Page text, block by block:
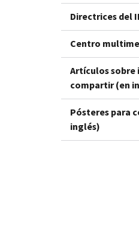
Directrices del
Centro
Artículos sobre
compartir (en
Pósteres para
inglés)